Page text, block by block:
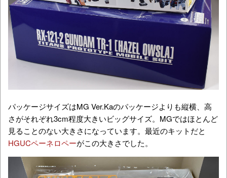
パッケージサイズはMG Ver.Kaのパッケージよりも縦横、高
さがそれぞれ3cm程度大きいビッグサイズ。MGではほとんど
見ることのない大きさになっています。最近のキットだと
HGUCペーネロペーがこの大きさでした。